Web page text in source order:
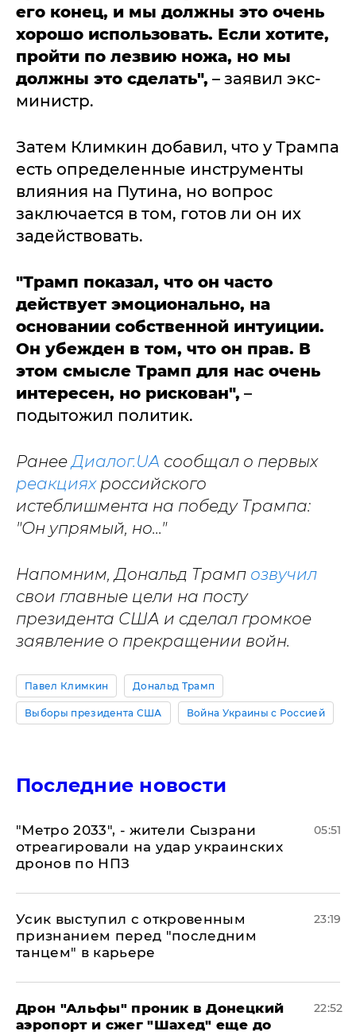
его конец, и мы должны это очень
хорошо использовать. Если хотите,
пройти по лезвию ножа, но мы
должны это сделать", – заявил экс-
министр.
Затем Климкин добавил, что у Трампа
есть определенные инструменты
влияния на Путина, но вопрос
заключается в том, готов ли он их
задействовать.
"Трамп показал, что он часто
действует эмоционально, на
основании собственной интуиции.
Он убежден в том, что он прав. В
этом смысле Трамп для нас очень
интересен, но рискован", –
подытожил политик.
РанееДиалог.UA сообщал о первых
реакцияхроссийского
истеблишмента на победу Трампа:
"Он упрямый, но..."
Напомним, Дональд Трамп озвучил
свои главные цели на посту
президента США и сделал громкое
заявление о прекращении войн.
Павел Климкин Дональд Трамп
Выборы президента США Война Украины с Россией
Последние новости
"Метро 2033", - жители Сызрани
отреагировали на удар украинских
дронов по НПЗ
05:51
Усик выступил с откровенным
признанием перед "последним
танцем" в карьере
23:19
Дрон "Альфы" проник в Донецкий
аэропорт и сжег "Шахед" еще до
22:52